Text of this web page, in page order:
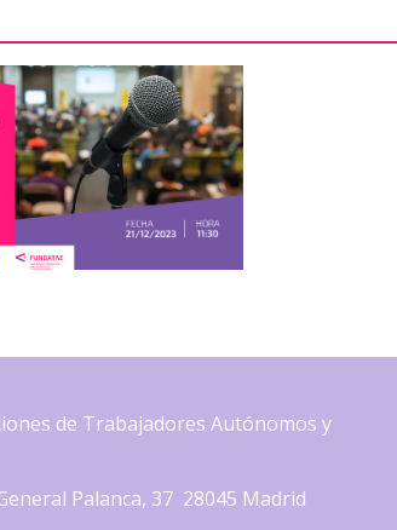
de Trabajadores Autónomos y
Palanca, 37 28045 Madrid